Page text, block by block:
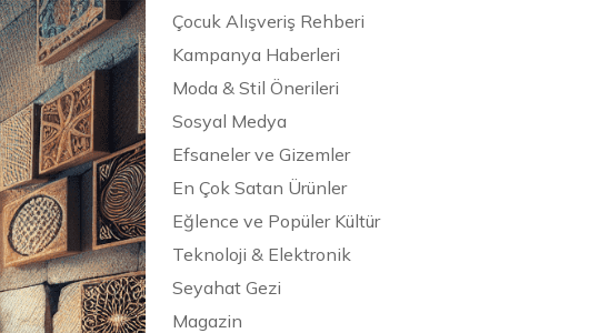
Çocuk Alışveriş Rehberi
Kampanya Haberleri
Moda & Stil Önerileri
Sosyal Medya
Efsaneler ve Gizemler
En Çok Satan Ürünler
Eğlence ve Popüler Kültür
Teknoloji & Elektronik
Seyahat Gezi
Magazin